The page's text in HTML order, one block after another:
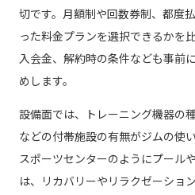
切です。月額制や回数券制、都度
った料金プランを選択できるかを
入会金、解約時の条件なども事前
めします。
設備面では、トレーニング機器の
などの付帯施設の有無がジムの使
スポーツセンターのようにプール
は、リカバリーやリラクゼーショ